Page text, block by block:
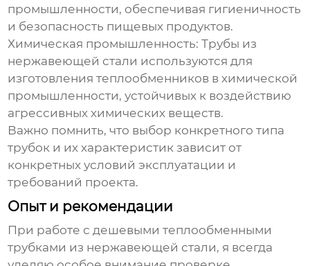
промышленности, обеспечивая гигиеничность
и безопасность пищевых продуктов.
Химическая промышленность: Трубы из
нержавеющей стали используются для
изготовления теплообменников в химической
промышленности, устойчивых к воздействию
агрессивных химических веществ.
Важно помнить, что выбор конкретного типа
трубок и их характеристик зависит от
конкретных условий эксплуатации и
требований проекта.
Опыт и рекомендации
При работе сдешевыми теплообменными
трубками из нержавеющей стали, я всегда